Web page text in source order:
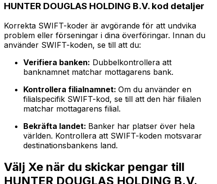
HUNTER DOUGLAS HOLDING B.V. kod detaljer
Korrekta SWIFT-koder är avgörande för att undvika
problem eller förseningar i dina överföringar. Innan du
använder SWIFT-koden, se till att du:
Verifiera banken: Dubbelkontrollera att
banknamnet matchar mottagarens bank.
Kontrollera filialnamnet: Om du använder en
filialspecifik SWIFT-kod, se till att den här filialen
matchar mottagarens filial.
Bekräfta landet: Banker har platser över hela
världen. Kontrollera att SWIFT-koden motsvarar
destinationsbankens land.
Välj Xe när du skickar pengar till
HUNTER DOUGLAS HOLDING B.V.